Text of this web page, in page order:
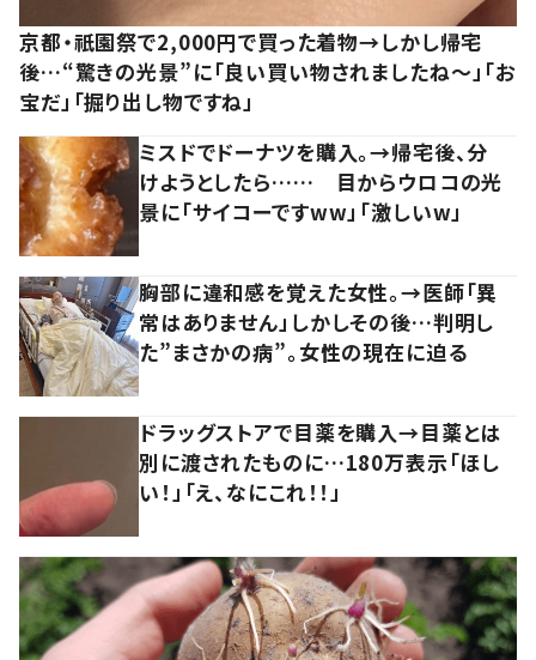
京都・祇園祭で2,000円で買った着物→しかし帰宅
後…“驚きの光景”に「良い買い物されましたね～」「お
宝だ」「掘り出し物ですね」
ミスドでドーナツを購入。→帰宅後、分
けようとしたら…… 目からウロコの光
景に「サイコーですww」「激しいw」
胸部に違和感を覚えた女性。→医師「異
常はありません」しかしその後…判明し
た”まさかの病”。女性の現在に迫る
ドラッグストアで目薬を購入→目薬とは
別に渡されたものに…180万表示「ほし
い！」「え、なにこれ！！」